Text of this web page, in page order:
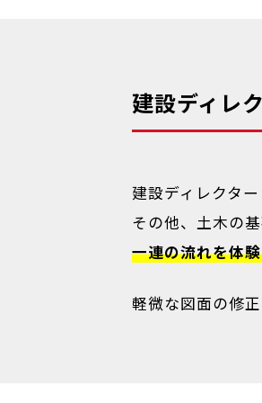
建設ディレ
建設ディレクタ
その他、土木の
一連の流れを体
軽微な図面の修